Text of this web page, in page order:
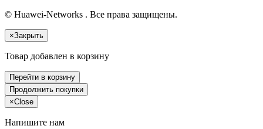
© Huawei-Networks . Все права защищены.
×Закрыть
Товар добавлен в корзину
Перейти в корзину
Продолжить покупки
×Close
Напишите нам